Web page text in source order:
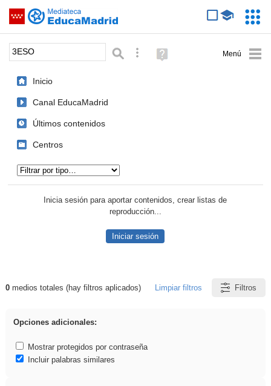
Saltar navegación
Palabra o frase: Búsqueda avanzada
Ayuda
(en
Inicio
Canal EducaMadrid
Últimos contenidos
Centros
Inicia sesión para aportar contenidos, crear listas de
reproducción...
Iniciar sesión
Resultados de: 3ESO
0medios totales (hay filtros aplicados) Limpiar filtros Filtros
Opciones adicionales:
Mostrar protegidos por contraseña
Incluir palabras similares